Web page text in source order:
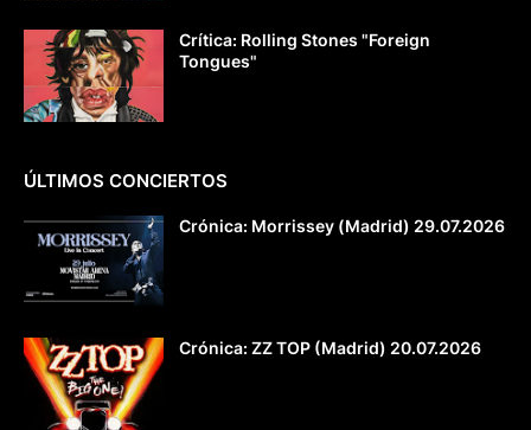
Crítica: Rolling Stones "Foreign
Tongues"
ÚLTIMOS CONCIERTOS
Crónica: Morrissey (Madrid) 29.07.2026
Crónica: ZZ TOP (Madrid) 20.07.2026